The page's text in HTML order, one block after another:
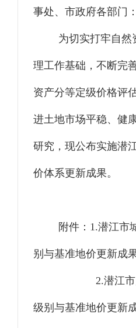
事处、市政府各部门：
为切实打牢自然
理工作基础，不断完
资产分等定级价格评
进土地市场平稳、健
研究， 现公布实施潜
价体系更新成果。
附件： 1.潜江市
别与基准地价更新成
2.潜江
级别与基准地价更新